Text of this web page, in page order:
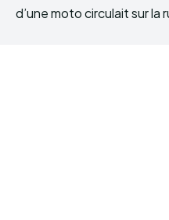
d’une moto circulait sur la